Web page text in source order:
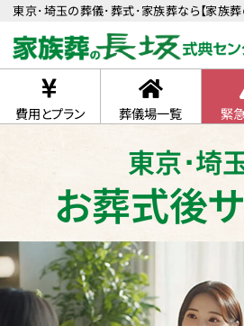
東京･埼玉の葬儀･葬式･家族葬なら【家族葬
費用とプラン 葬儀場一覧 緊
東京･埼
お葬式後